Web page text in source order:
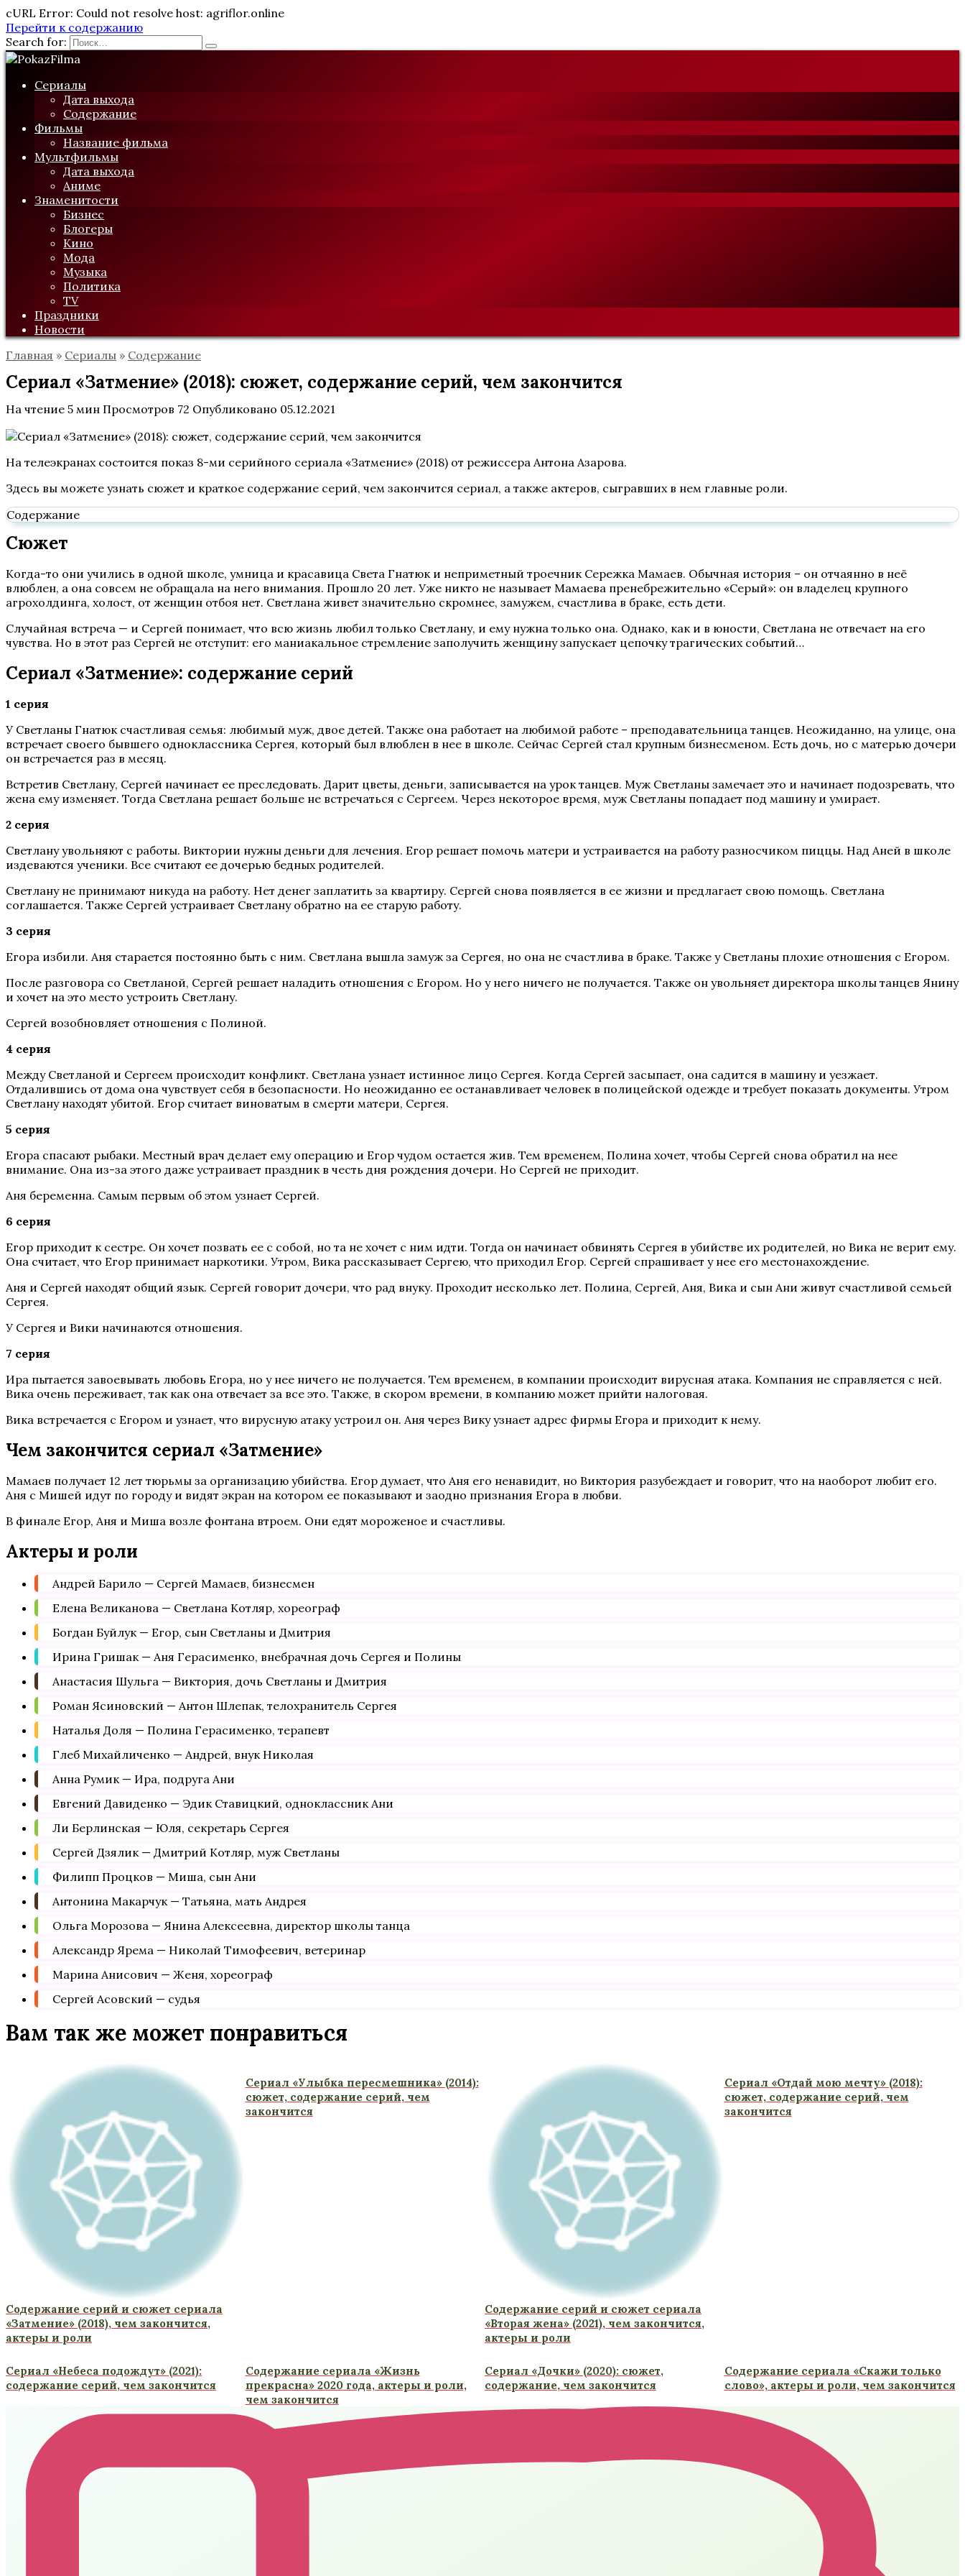
cURL Error: Could not resolve host: agriflor.online
Перейти к содержанию
Search for:
Сериалы
Дата выхода
Содержание
Фильмы
Название фильма
Мультфильмы
Дата выхода
Аниме
Знаменитости
Бизнес
Блогеры
Кино
Мода
Музыка
Политика
TV
Праздники
Новости
Главная » Сериалы » Содержание
Сериал «Затмение» (2018): сюжет, содержание серий, чем закончится
На чтение 5 мин Просмотров 72 Опубликовано 05.12.2021
На телеэкранах состоится показ 8-ми серийного сериала «Затмение» (2018) от режиссера Антона Азарова.
Здесь вы можете узнать сюжет и краткое содержание серий, чем закончится сериал, а также актеров, сыгравших в нем главные роли.
Содержание
Сюжет
Когда-то они учились в одной школе, умница и красавица Света Гнатюк и неприметный троечник Сережка Мамаев. Обычная история – он отчаянно в неё
влюблен, а она совсем не обращала на него внимания. Прошло 20 лет. Уже никто не называет Мамаева пренебрежительно «Серый»: он владелец крупного
агрохолдинга, холост, от женщин отбоя нет. Светлана живет значительно скромнее, замужем, счастлива в браке, есть дети.
Случайная встреча — и Сергей понимает, что всю жизнь любил только Светлану, и ему нужна только она. Однако, как и в юности, Светлана не отвечает на его
чувства. Но в этот раз Сергей не отступит: его маниакальное стремление заполучить женщину запускает цепочку трагических событий…
Сериал «Затмение»: содержание серий
1 серия
У Светланы Гнатюк счастливая семья: любимый муж, двое детей. Также она работает на любимой работе – преподавательница танцев. Неожиданно, на улице, она
встречает своего бывшего одноклассника Сергея, который был влюблен в нее в школе. Сейчас Сергей стал крупным бизнесменом. Есть дочь, но с матерью дочери
он встречается раз в месяц.
Встретив Светлану, Сергей начинает ее преследовать. Дарит цветы, деньги, записывается на урок танцев. Муж Светланы замечает это и начинает подозревать, что
жена ему изменяет. Тогда Светлана решает больше не встречаться с Сергеем. Через некоторое время, муж Светланы попадает под машину и умирает.
2 серия
Светлану увольняют с работы. Виктории нужны деньги для лечения. Егор решает помочь матери и устраивается на работу разносчиком пиццы. Над Аней в школе
издеваются ученики. Все считают ее дочерью бедных родителей.
Светлану не принимают никуда на работу. Нет денег заплатить за квартиру. Сергей снова появляется в ее жизни и предлагает свою помощь. Светлана
соглашается. Также Сергей устраивает Светлану обратно на ее старую работу.
3 серия
Егора избили. Аня старается постоянно быть с ним. Светлана вышла замуж за Сергея, но она не счастлива в браке. Также у Светланы плохие отношения с Егором.
После разговора со Светланой, Сергей решает наладить отношения с Егором. Но у него ничего не получается. Также он увольняет директора школы танцев Янину
и хочет на это место устроить Светлану.
Сергей возобновляет отношения с Полиной.
4 серия
Между Светланой и Сергеем происходит конфликт. Светлана узнает истинное лицо Сергея. Когда Сергей засыпает, она садится в машину и уезжает.
Отдалившись от дома она чувствует себя в безопасности. Но неожиданно ее останавливает человек в полицейской одежде и требует показать документы. Утром
Светлану находят убитой. Егор считает виноватым в смерти матери, Сергея.
5 серия
Егора спасают рыбаки. Местный врач делает ему операцию и Егор чудом остается жив. Тем временем, Полина хочет, чтобы Сергей снова обратил на нее
внимание. Она из-за этого даже устраивает праздник в честь дня рождения дочери. Но Сергей не приходит.
Аня беременна. Самым первым об этом узнает Сергей.
6 серия
Егор приходит к сестре. Он хочет позвать ее с собой, но та не хочет с ним идти. Тогда он начинает обвинять Сергея в убийстве их родителей, но Вика не верит ему.
Она считает, что Егор принимает наркотики. Утром, Вика рассказывает Сергею, что приходил Егор. Сергей спрашивает у нее его местонахождение.
Аня и Сергей находят общий язык. Сергей говорит дочери, что рад внуку. Проходит несколько лет. Полина, Сергей, Аня, Вика и сын Ани живут счастливой семьей
Сергея.
У Сергея и Вики начинаются отношения.
7 серия
Ира пытается завоевывать любовь Егора, но у нее ничего не получается. Тем временем, в компании происходит вирусная атака. Компания не справляется с ней.
Вика очень переживает, так как она отвечает за все это. Также, в скором времени, в компанию может прийти налоговая.
Вика встречается с Егором и узнает, что вирусную атаку устроил он. Аня через Вику узнает адрес фирмы Егора и приходит к нему.
Чем закончится сериал «Затмение»
Мамаев получает 12 лет тюрьмы за организацию убийства. Егор думает, что Аня его ненавидит, но Виктория разубеждает и говорит, что на наоборот любит его.
Аня с Мишей идут по городу и видят экран на котором ее показывают и заодно признания Егора в любви.
В финале Егор, Аня и Миша возле фонтана втроем. Они едят мороженое и счастливы.
Актеры и роли
Андрей Барило — Сергей Мамаев, бизнесмен
Елена Великанова — Светлана Котляр, хореограф
Богдан Буйлук — Егор, сын Светланы и Дмитрия
Ирина Гришак — Аня Герасименко, внебрачная дочь Сергея и Полины
Анастасия Шульга — Виктория, дочь Светланы и Дмитрия
Роман Ясиновский — Антон Шлепак, телохранитель Сергея
Наталья Доля — Полина Герасименко, терапевт
Глеб Михайличенко — Андрей, внук Николая
Анна Румик — Ира, подруга Ани
Евгений Давиденко — Эдик Ставицкий, одноклассник Ани
Ли Берлинская — Юля, секретарь Сергея
Сергей Дзялик — Дмитрий Котляр, муж Светланы
Филипп Процков — Миша, сын Ани
Антонина Макарчук — Татьяна, мать Андрея
Ольга Морозова — Янина Алексеевна, директор школы танца
Александр Ярема — Николай Тимофеевич, ветеринар
Марина Анисович — Женя, хореограф
Сергей Асовский — судья
Вам так же может понравиться
Содержание серий и сюжет сериала
«Затмение» (2018), чем закончится,
актеры и роли
Сериал «Улыбка пересмешника» (2014):
сюжет, содержание серий, чем
закончится
Содержание серий и сюжет сериала
«Вторая жена» (2021), чем закончится,
актеры и роли
Сериал «Отдай мою мечту» (2018):
сюжет, содержание серий, чем
закончится
Сериал «Небеса подождут» (2021):
содержание серий, чем закончится
Содержание сериала «Жизнь
прекрасна» 2020 года, актеры и роли,
чем закончится
Сериал «Дочки» (2020): сюжет,
содержание, чем закончится
Содержание сериала «Скажи только
слово», актеры и роли, чем закончится